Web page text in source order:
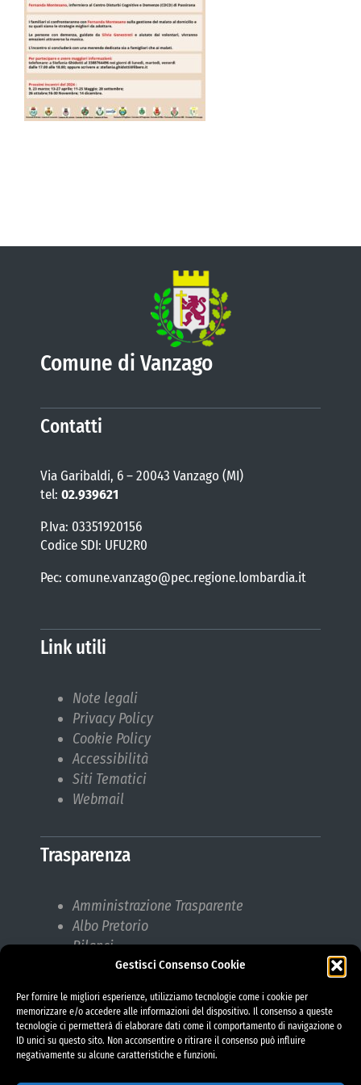
Gestisci Consenso Cookie
Per fornire le migliori esperienze, utilizziamo tecnologie come i cookie per
memorizzare e/o accedere alle informazioni del dispositivo. Il consenso a queste
tecnologie ci permetterà di elaborare dati come il comportamento di navigazione o
ID unici su questo sito. Non acconsentire o ritirare il consenso può influire
negativamente su alcune caratteristiche e funzioni.
VIVERE VANZAGO
COMUNICAZIONE
Comune di Vanzago
Contatti
Via Garibaldi, 6 – 20043 Vanzago (MI)
tel: 02.939621
P.Iva: 03351920156
Codice SDI: UFU2R0
Pec: comune.vanzago@pec.regione.lombardia.it
Link utili
Note legali
Privacy Policy
Cookie Policy
Accessibilità
Siti Tematici
Webmail
Trasparenza
Amministrazione Trasparente
Albo Pretorio
Bilanci
Bandi di gara
Responsabile protezione dati (RPD)